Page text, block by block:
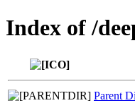
Index of /
Parent